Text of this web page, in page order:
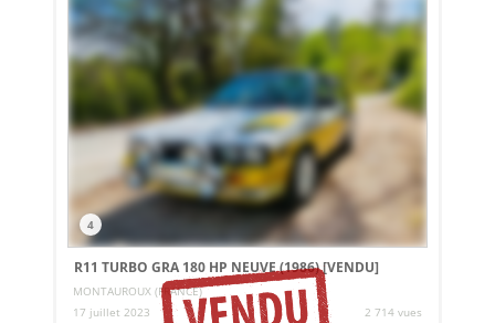
4
R11 TURBO GRA 180 HP NEUVE (1986)[VENDU]
MONTAUROUX (FRANCE)
17 juillet 2023
2 714 vues